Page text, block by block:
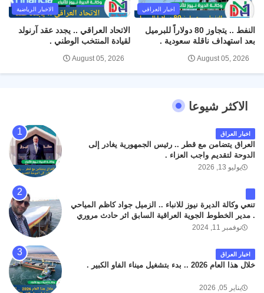
اخبار العراقي
النفط .. يتجاوز 80 دولاراً للبرميل
بعد استهداف ناقلة سعودية .
August 05, 2026
الاخبار الرياضية
الاتحاد العراقي .. يجدد عقد آرنولد
لقيادة المنتخب الوطني .
August 05, 2026
الاكثر شيوعا
اخبار العراق
العراق يتضامن مع قطر .. رئيس الجمهورية يغادر إلى
الدوحة لتقديم واجب العزاء .
يوليو 13, 2026
تنعي وكالة الديرة نيوز للانباء .. الزميل جواد كاظم المياحي
. مدير الخطوط الجوية العراقية السابق اثر حادث مروري
داخل مطار البصرة الدولي اليوم الاثنين على الطريق
كان سبب الحادث يعود لتصادم عجلته مع عجلة نوع كيا بنكو
تابعة لشركة الهلال الماسكة لإعمار مطار البصرة الدولي .
سائلين الله عز وجل ان يتغمد الفقيد بواسع رحمته ، و انا
نوفمبر 11, 2024
اخبار العراق
خلال هذا العام 2026 .. بدء بتشغيل ميناء الفاو الكبير .
يناير 05, 2026